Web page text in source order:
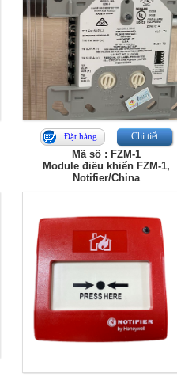
Đặt hàng Chi tiết
Mã số : FZM-1
Module điều khiển FZM-1,
Notifier/China